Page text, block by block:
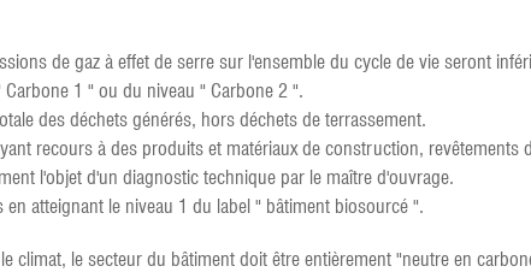
de gaz à effet de serre sur l'ensemble du cycle de vie seront
Carbone 1 " ou du niveau " Carbone 2 ".
des déchets générés, hors déchets de terrassement.
recours à des produits et matériaux de construction, revêtements
l'objet d'un diagnostic technique par le maître d'ouvrage.
atteignant le niveau 1 du label " bâtiment biosourcé ".
climat, le secteur du bâtiment doit être entièrement "neutre en